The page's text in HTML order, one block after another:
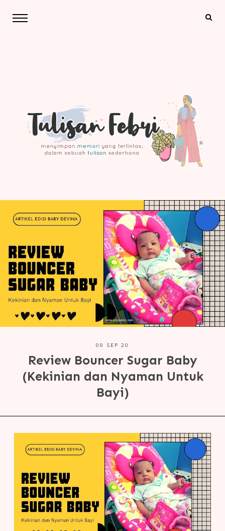
09 SEP 20
Review Bouncer Sugar Baby
(Kekinian dan Nyaman Untuk
Bayi)